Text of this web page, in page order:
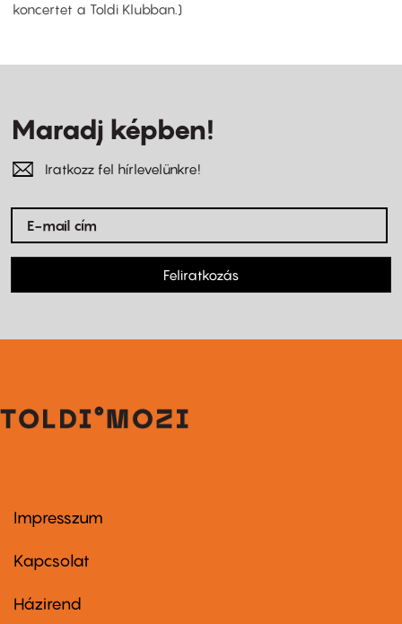
koncertet a Toldi Klubban.)
Maradj képben!
Iratkozz fel hírlevelünkre!
Feliratkozás
Footer
first
Impresszum
Kapcsolat
Footer
Házirend